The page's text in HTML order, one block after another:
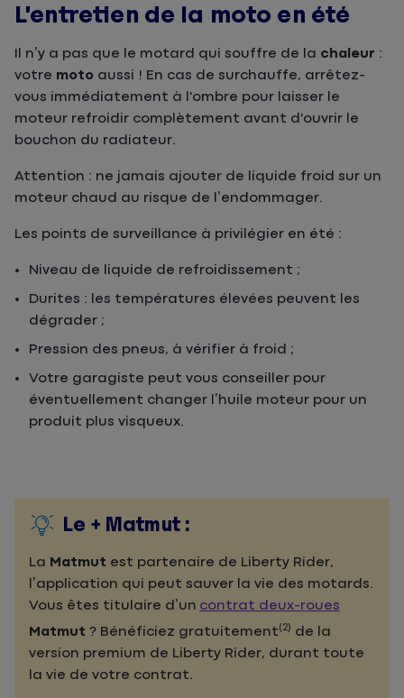
L’entretien de la moto en été
Il n’y a pas que le motard qui souffre de la chaleur :
votre moto aussi ! En cas de surchauffe, arrêtez-
vous immédiatement à l'ombre pour laisser le
moteur refroidir complètement avant d'ouvrir le
bouchon du radiateur.
Attention : ne jamais ajouter de liquide froid sur un
moteur chaud au risque de l’endommager.
Les points de surveillance à privilégier en été :
Niveau de liquide de refroidissement ;
Durites : les températures élevées peuvent les
dégrader ;
Pression des pneus, à vérifier à froid ;
Votre garagiste peut vous conseiller pour
éventuellement changer l’huile moteur pour un
produit plus visqueux.
Le + Matmut :
La Matmut est partenaire de Liberty Rider,
l’application qui peut sauver la vie des motards.
Vous êtes titulaire d’un contrat deux-roues
Matmut ? Bénéficiez gratuitement(2) de la
version premium de Liberty Rider, durant toute
la vie de votre contrat.